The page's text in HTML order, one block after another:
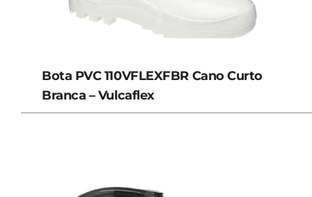
Bota PVC 110VFLEXFBR Cano Curto
Branca – Vulcaflex